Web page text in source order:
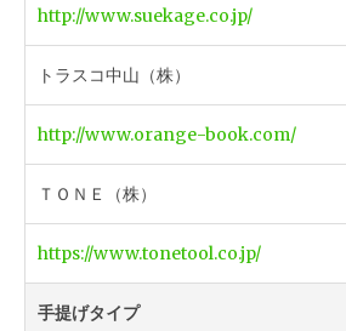
http://www.suekage.co.jp/
トラスコ中山（株）
http://www.orange-book.com/
ＴＯＮＥ（株）
https://www.tonetool.co.jp/
手提げタイプ